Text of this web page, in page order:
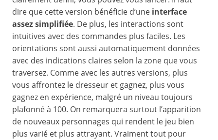
dire que cette version bénéficie d’une interface
assez simplifiée. De plus, les interactions sont
intuitives avec des commandes plus faciles. Les
orientations sont aussi automatiquement données
avec des indications claires selon la zone que vous
traversez. Comme avec les autres versions, plus
vous affrontez le dresseur et gagnez, plus vous
gagnez en expérience, malgré un niveau toujours
plafonné à 100. On remarquera surtout l’apparition
de nouveaux personnages qui rendent le jeu bien
plus varié et plus attrayant. Vraiment tout pour